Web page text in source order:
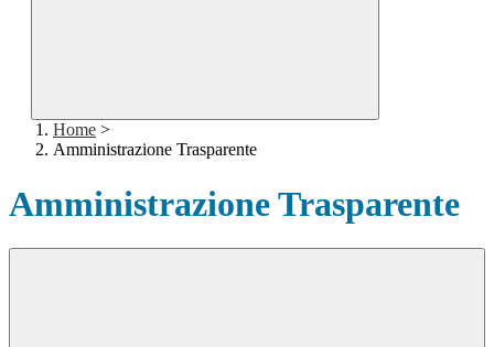
Home >
Amministrazione Trasparente
Amministrazione Trasparente